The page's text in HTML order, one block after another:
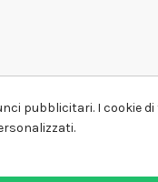
pubblicitari. I cookie